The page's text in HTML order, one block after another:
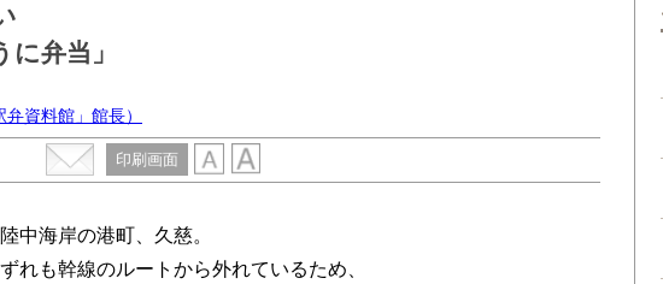
弁当」
弁資料館」館長）
印刷画面
中海岸の港町、久慈。
れも幹線のルートから外れているため、